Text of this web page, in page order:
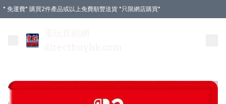
* 免運費* 購買2件產品或以上免費順豐送貨 *只限網店購買*